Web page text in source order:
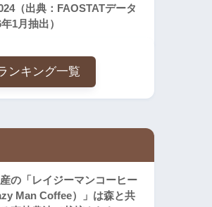
（出典：FAOSTATデータ
1月抽出）
ンキング一覧
の「レイジーマンコーヒー
Man Coffee）」は森と共